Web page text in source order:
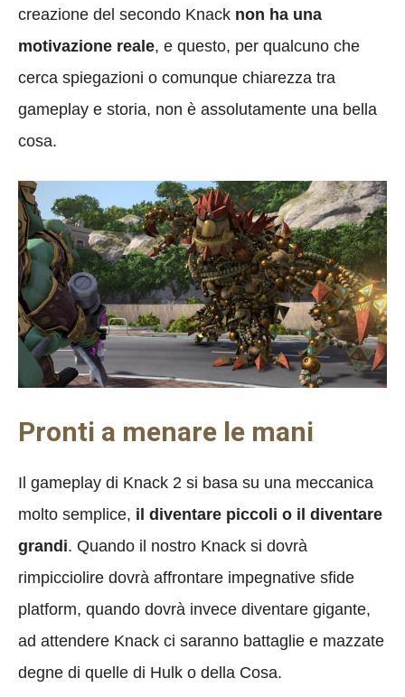
creazione del secondo Knack non ha una
motivazione reale, e questo, per qualcuno che
cerca spiegazioni o comunque chiarezza tra
gameplay e storia, non è assolutamente una bella
cosa.
Pronti a menare le mani
Il gameplay di Knack 2 si basa su una meccanica
molto semplice, il diventare piccoli o il diventare
grandi. Quando il nostro Knack si dovrà
rimpicciolire dovrà affrontare impegnative sfide
platform, quando dovrà invece diventare gigante,
ad attendere Knack ci saranno battaglie e mazzate
degne di quelle di Hulk o della Cosa.